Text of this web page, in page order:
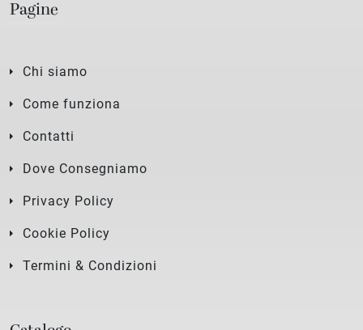
Pagine
Chi siamo
Come funziona
Contatti
Dove Consegniamo
Privacy Policy
Cookie Policy
Termini & Condizioni